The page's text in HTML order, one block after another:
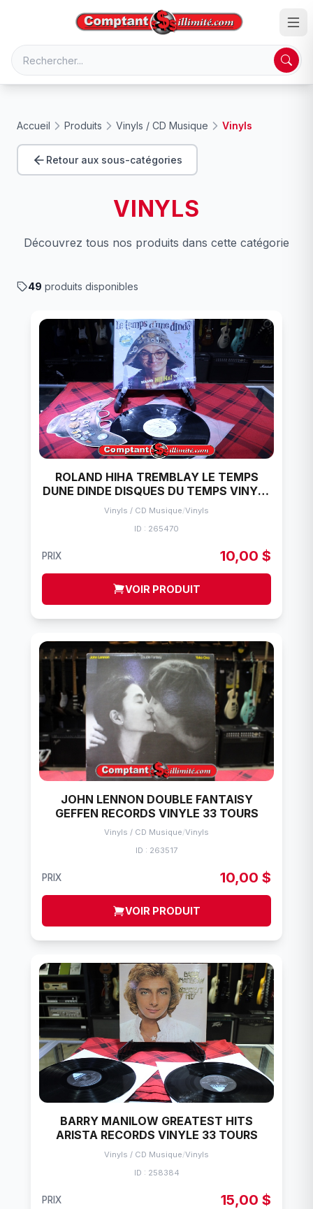
Accueil Produits Vinyls / CD Musique Vinyls
Retour aux sous-catégories
VINYLS
Découvrez tous nos produits dans cette catégorie
49 produits disponibles
ROLAND HIHA TREMBLAY LE TEMPS
DUNE DINDE DISQUES DU TEMPS VINYLE
33 TOURS
Vinyls / CD Musique/Vinyls
ID : 265470
PRIX 10,00 $
VOIR PRODUIT
JOHN LENNON DOUBLE FANTAISY
GEFFEN RECORDS VINYLE 33 TOURS
Vinyls / CD Musique/Vinyls
ID : 263517
PRIX 10,00 $
VOIR PRODUIT
BARRY MANILOW GREATEST HITS
ARISTA RECORDS VINYLE 33 TOURS
Vinyls / CD Musique/Vinyls
ID : 258384
PRIX 15,00 $